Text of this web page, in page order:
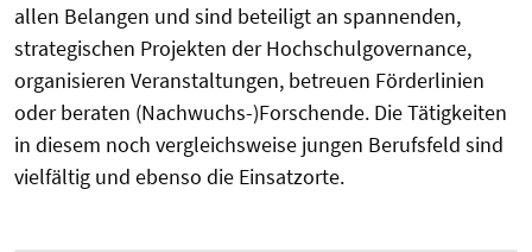
allen Belangen und sind beteiligt an spannenden,
strategischen Projekten der Hochschulgovernance,
organisieren Veranstaltungen, betreuen Förderlinien
oder beraten (Nachwuchs-)Forschende. Die Tätigkeiten
in diesem noch vergleichsweise jungen Berufsfeld sind
vielfältig und ebenso die Einsatzorte.